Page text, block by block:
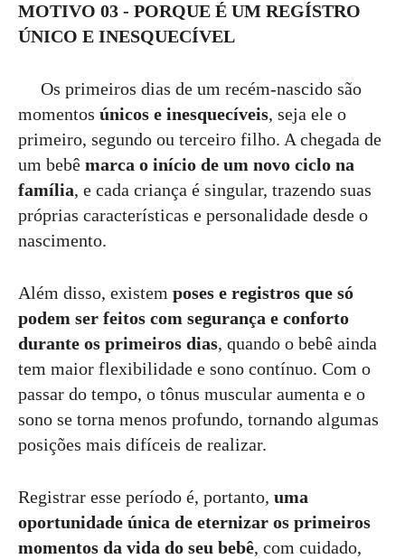
MOTIVO 03 - PORQUE É UM REGÍSTRO
ÚNICO E INESQUECÍVEL
Os primeiros dias de um recém-nascido são
momentos únicos e inesquecíveis, seja ele o
primeiro, segundo ou terceiro filho. A chegada de
um bebê marca o início de um novo ciclo na
família, e cada criança é singular, trazendo suas
próprias características e personalidade desde o
nascimento.
Além disso, existem poses e registros que só
podem ser feitos com segurança e conforto
durante os primeiros dias, quando o bebê ainda
tem maior flexibilidade e sono contínuo. Com o
passar do tempo, o tônus muscular aumenta e o
sono se torna menos profundo, tornando algumas
posições mais difíceis de realizar.
Registrar esse período é, portanto, uma
oportunidade única de eternizar os primeiros
momentos da vida do seu bebê, com cuidado,